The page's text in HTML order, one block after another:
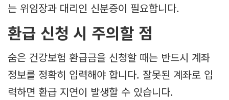
는 위임장과 대리인 신분증이 필요합니다.
환급 신청 시 주의할 점
숨은 건강보험 환급금을 신청할 때는 반드시 계좌
정보를 정확히 입력해야 합니다. 잘못된 계좌로 입
력하면 환급 지연이 발생할 수 있습니다.